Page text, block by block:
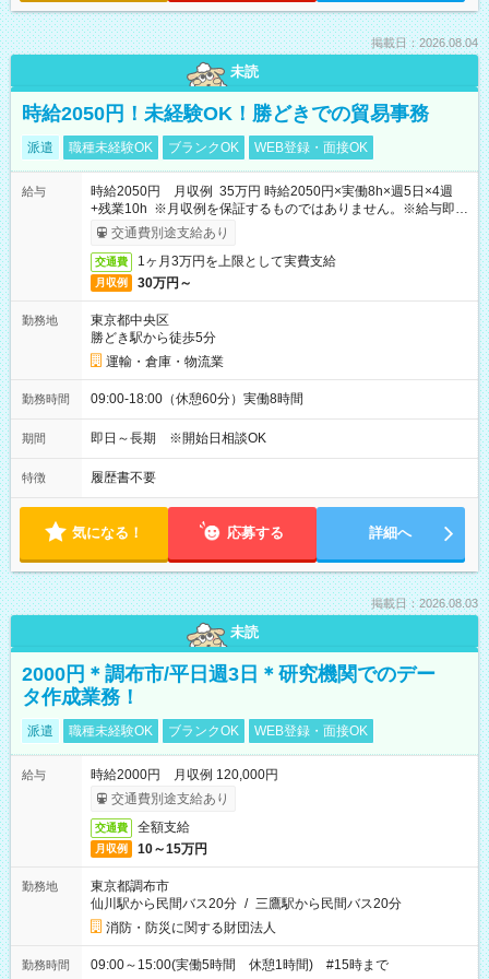
掲載日：2026.08.04
未読
時給2050円！未経験OK！勝どきでの貿易事務
派遣 職種未経験OK ブランクOK WEB登録・面接OK
給与
時給2050円 月収例 35万円 時給2050円×実働8h×週5日×4週
+残業10h ※月収例を保証するものではありません。※給与即受
取りサービス利用可（利用条件有）
交通費別途支給あり
交通費 1ヶ月3万円を上限として実費支給
月収例 30万円～
勤務地
東京都中央区
勝どき駅から徒歩5分
運輸・倉庫・物流業
勤務時間 09:00-18:00（休憩60分）実働8時間
期間 即日～長期 ※開始日相談OK
特徴 履歴書不要
気になる！ 応募する 詳細へ
掲載日：2026.08.03
未読
2000円＊調布市/平日週3日＊研究機関でのデー
タ作成業務！
派遣 職種未経験OK ブランクOK WEB登録・面接OK
給与
時給2000円 月収例 120,000円
交通費別途支給あり
交通費 全額支給
月収例 10～15万円
勤務地
東京都調布市
仙川駅から民間バス20分 / 三鷹駅から民間バス20分
消防・防災に関する財団法人
勤務時間 09:00～15:00(実働5時間 休憩1時間) #15時まで